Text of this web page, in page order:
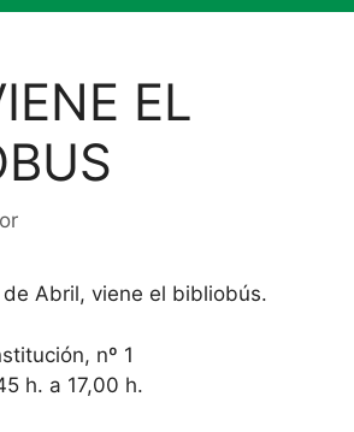
EL
de Abril, viene el bibliobús.
nº 1
h. a 17,00 h.